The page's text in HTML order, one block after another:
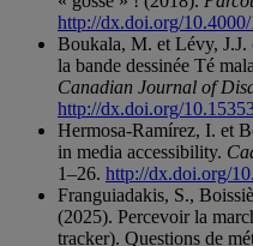
http://dx.doi.org/
Boukala, M. et Lévy, J.J.
la bande dessinée Té
Canadian Journal of
http://dx.doi.org/
Hermosa-Ramírez, I. et
in media accessibility.
1–26. http://dx.doi.org/
Franguiadakis, S.,
(2025). Percevoir la
tracker). Questions de